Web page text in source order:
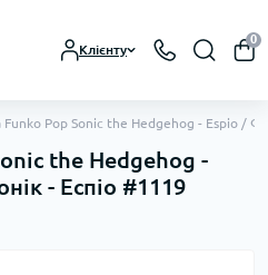
Клієнту
0
Funko Pop Sonic the Hedgehog - Espio /
the Hedgehog -
- Еспіо #1119